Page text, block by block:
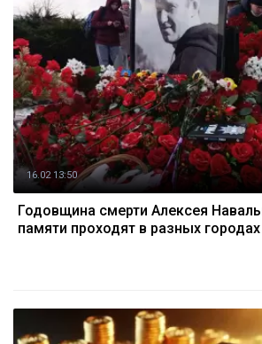
16.02 13:50
Годовщина смерти Алексея
памяти проходят в разных